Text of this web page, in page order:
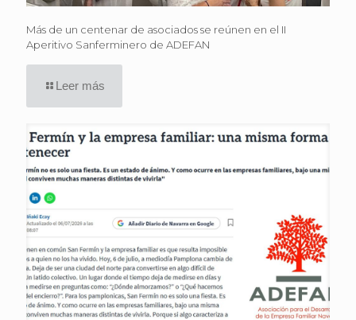
Más de un centenar de asociados se reúnen en el II
Aperitivo Sanferminero de ADEFAN
Leer más